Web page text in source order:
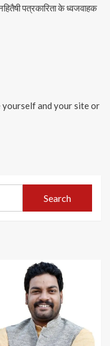
पत्रकारिता के ध्वजवाहक
yourself and your site or